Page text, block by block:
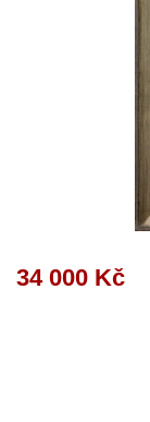
34 000 Kč